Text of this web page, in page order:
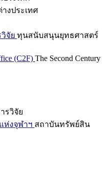
งประเทศ
จัย ทุนสนับสนุนยุทธศาสตร์
(C2F) The Second Century
รวิจัย
งจุฬาฯ สถาบันทรัพย์สิน